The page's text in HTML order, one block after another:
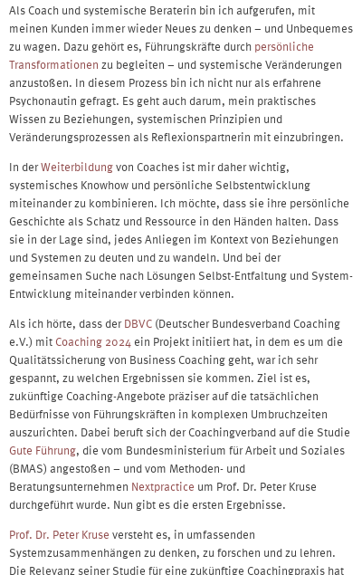
Als Coach und systemische Beraterin bin ich aufgerufen, mit
meinen Kunden immer wieder Neues zu denken – und Unbequemes
zu wagen. Dazu gehört es, Führungskräfte durch persönliche
Transformationen zu begleiten – und systemische Veränderungen
anzustoßen. In diesem Prozess bin ich nicht nur als erfahrene
Psychonautin gefragt. Es geht auch darum, mein praktisches
Wissen zu Beziehungen, systemischen Prinzipien und
Veränderungsprozessen als Reflexionspartnerin mit einzubringen.
In derWeiterbildungvon Coaches ist mir daher wichtig,
systemisches Knowhow und persönliche Selbstentwicklung
miteinander zu kombinieren. Ich möchte, dass sie ihre persönliche
Geschichte als Schatz und Ressource in den Händen halten. Dass
sie in der Lage sind, jedes Anliegen im Kontext von Beziehungen
und Systemen zu deuten und zu wandeln. Und bei der
gemeinsamen Suche nach Lösungen Selbst-Entfaltung und System-
Entwicklung miteinander verbinden können.
Als ich hörte, dass derDBVC (Deutscher Bundesverband Coaching
e.V.) mit Coaching 2024 ein Projekt initiiert hat, in dem es um die
Qualitätssicherung von Business Coaching geht, war ich sehr
gespannt, zu welchen Ergebnissen sie kommen. Ziel ist es,
zukünftige Coaching-Angebote präziser auf die tatsächlichen
Bedürfnisse von Führungskräften in komplexen Umbruchzeiten
auszurichten. Dabei beruft sich der Coachingverband auf die Studie
Gute Führung, die vom Bundesministerium für Arbeit und Soziales
(BMAS) angestoßen – und vom Methoden- und
Beratungsunternehmen Nextpractice um Prof. Dr. Peter Kruse
durchgeführt wurde. Nun gibt es die ersten Ergebnisse.
Prof. Dr. Peter Kruse versteht es, in umfassenden
Systemzusammenhängen zu denken, zu forschen und zu lehren.
Die Relevanz seiner Studie für eine zukünftige Coachingpraxis hat